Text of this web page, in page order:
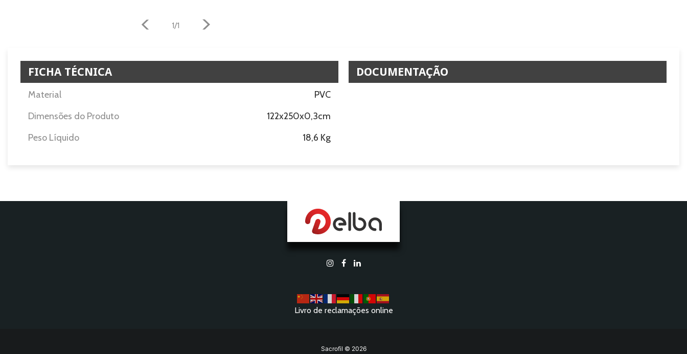
1/1
FICHA TÉCNICA
Material
PVC
Dimensões do Produto
122x250x0,3cm
Peso Líquido
18,6 Kg
DOCUMENTAÇÃO
Livro de reclamações online
Sacrofil © 2026